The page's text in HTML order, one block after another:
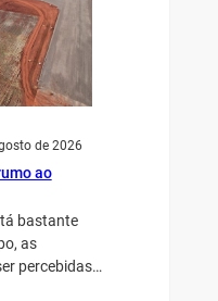
de 2026
ao
bastante
as
percebidas…